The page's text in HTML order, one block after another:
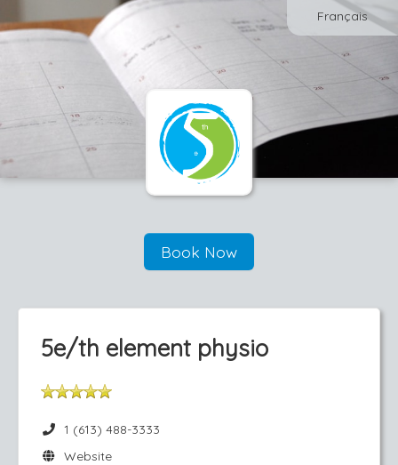
Français
Book Now
5e/th element physio
1 (613) 488-3333
Website